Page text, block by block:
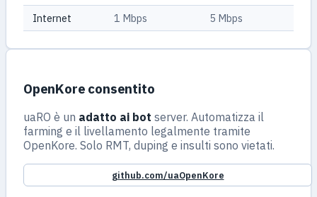
Internet
1 Mbps 5 Mbps
OpenKore consentito
uaRO è un adatto ai bot server. Automatizza il
farming e il livellamento legalmente tramite
OpenKore. Solo RMT, duping e insulti sono vietati.
github.com/uaOpenKore